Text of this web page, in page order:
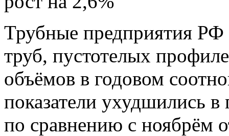
Трубные предприятия РФ
труб, пустотелых
объёмов в годовом
показатели ухудшились
по сравнению с ноябрём